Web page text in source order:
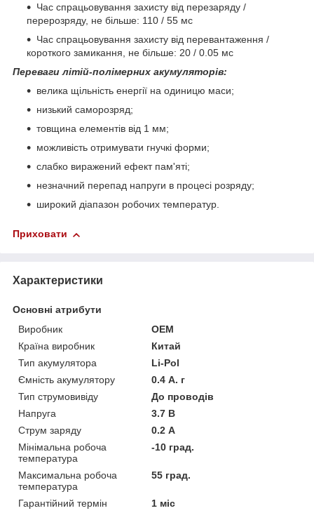
Час спрацьовування захисту від перезаряду /
перерозряду, не більше: 110 / 55 мс
Час спрацьовування захисту від перевантаження /
короткого замикання, не більше: 20 / 0.05 мс
Переваги літій-полімерних акумуляторів:
велика щільність енергії на одиницю маси;
низький саморозряд;
товщина елементів від 1 мм;
можливість отримувати гнучкі форми;
слабко виражений ефект пам'яті;
незначний перепад напруги в процесі розряду;
широкий діапазон робочих температур.
Приховати
Характеристики
Основні атрибути
Виробник
OEM
Країна виробник
Китай
Тип акумулятора
Li-Pol
Ємність акумулятору
0.4 А. г
Тип струмовивіду
До проводів
Напруга
3.7 В
Струм заряду
0.2 А
Мінімальна робоча
температура
-10 град.
Максимальна робоча
температура
55 град.
Гарантійний термін
1 міс